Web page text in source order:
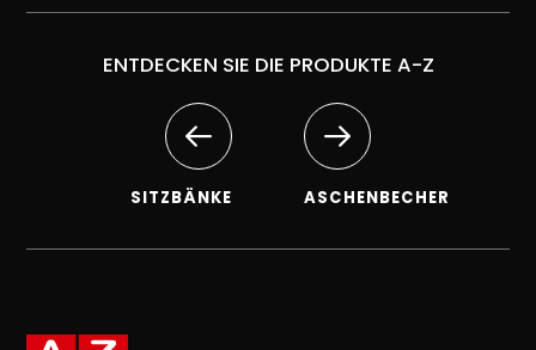
ENTDECKEN SIE DIE PRODUKTE A-Z
SITZBÄNKE ASCHENBECHER